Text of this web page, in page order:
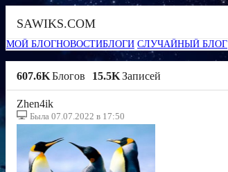
SAWIKS.COM
МОЙ БЛОГНОВОСТИБЛОГИ СЛУЧАЙНЫЙ БЛОГ
607.6KБлогов 15.5KЗаписей
Zhen4ik
Была 07.07.2022 в 17:50